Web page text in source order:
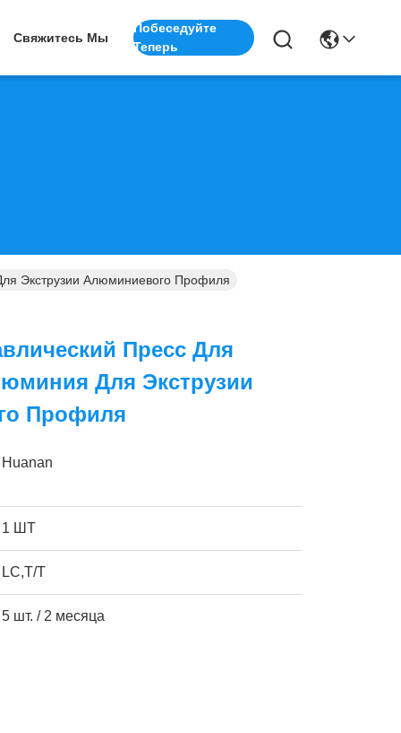
Свяжитесь Мы
Побеседуйте
Теперь
Экструзии Алюминиевого Профиля
Пресс Для
Для Экструзии
Профиля
Huanan
1 ШТ
LC,T/T
5 шт. / 2 месяца